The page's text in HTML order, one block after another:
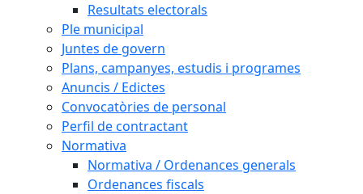
Resultats electorals
Ple municipal
Juntes de govern
Plans, campanyes, estudis i programes
Anuncis / Edictes
Convocatòries de personal
Perfil de contractant
Normativa
Normativa / Ordenances generals
Ordenances fiscals